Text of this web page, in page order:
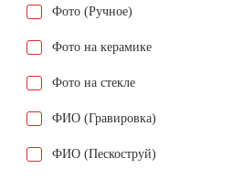
Фото (Ручное)
Фото на керамике
Фото на стекле
ФИО (Гравировка)
ФИО (Пескоструй)